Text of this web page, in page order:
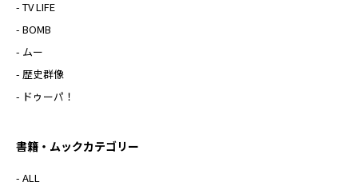
- TV LIFE
- BOMB
- ムー
- 歴史群像
- ドゥーパ！
書籍・ムックカテゴリー
- ALL